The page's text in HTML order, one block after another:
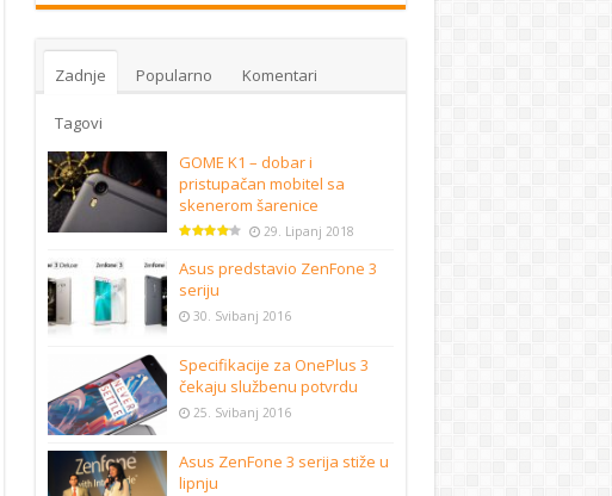
Zadnje Popularno Komentari
Tagovi
GOME K1 – dobar i
pristupačan mobitel sa
skenerom šarenice
29. Lipanj 2018
Asus predstavio ZenFone 3
seriju
30. Svibanj 2016
Specifikacije za OnePlus 3
čekaju službenu potvrdu
25. Svibanj 2016
Asus ZenFone 3 serija stiže u
lipnju